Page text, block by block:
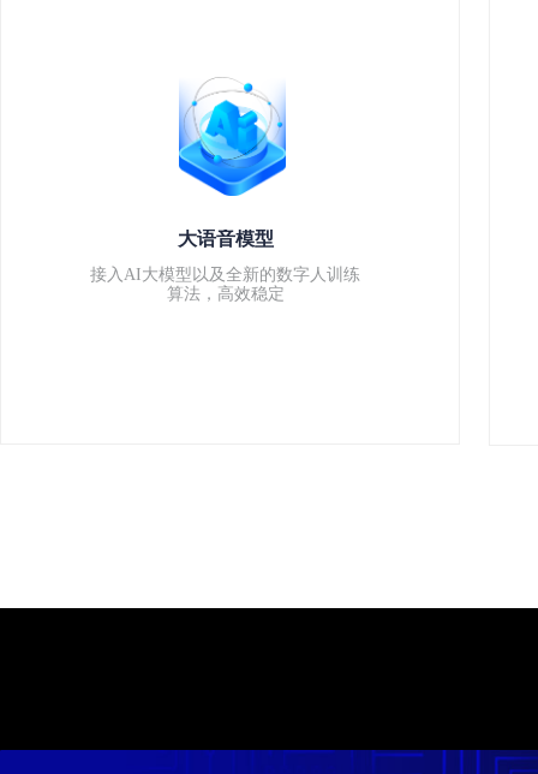
大语音模型
接入AI大模型以及全新的数字人训练
算法，高效稳定